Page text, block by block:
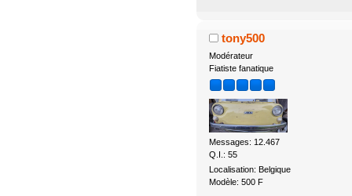
tony500
Modérateur
Fiatiste fanatique
Messages: 12.467
Q.I.: 55
Localisation: Belgique
Modèle: 500 F